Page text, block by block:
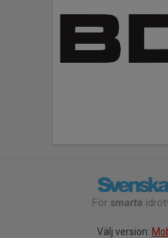
För smarta
Välj version: